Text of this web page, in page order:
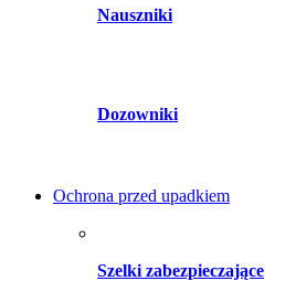
Nauszniki
Dozowniki
Ochrona przed upadkiem
Szelki zabezpieczające